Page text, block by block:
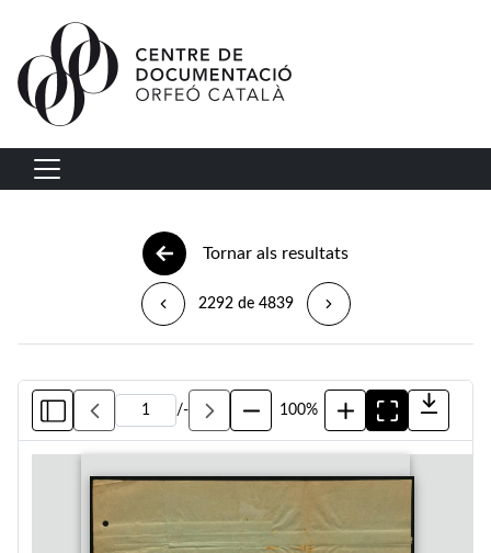
Vés al contingut
Navegació principal
Tornar als resultats
2292 de 4839
/- 100%